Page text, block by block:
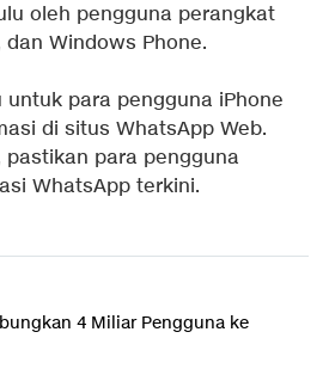
oleh pengguna perangkat
Windows Phone.
para pengguna iPhone
di situs WhatsApp Web.
para pengguna
WhatsApp terkini.
4 Miliar Pengguna ke